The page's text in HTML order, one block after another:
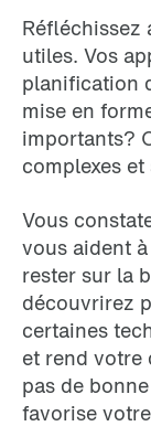
utiles. Vos
planification
mise en
importants?
complexes
Vous
vous aident
rester sur la
découvrirez
certaines
et rend votre
pas de
favorise